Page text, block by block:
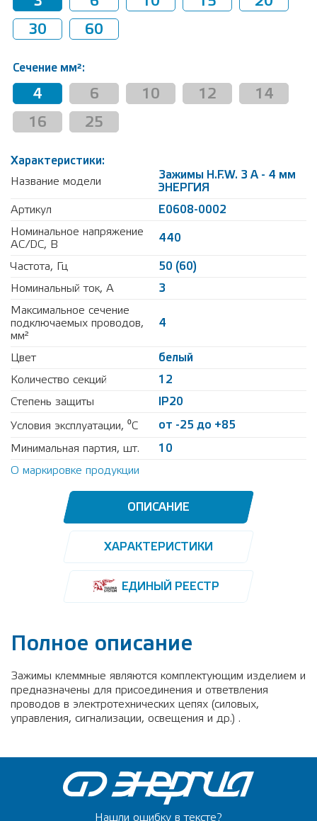
30
60
Сечение мм²:
4 6 10 12
14
16
25
Характеристики:
Название модели
Зажимы H.F.W. 3 А - 4 мм
ЭНЕРГИЯ
Артикул
Е0608-0002
Номинальное напряжение
АС/DC, В
440
Частота, Гц
50 (60)
Номинальный ток, А
3
Максимальное сечение
подключаемых проводов,
мм²
4
Цвет
белый
Количество секций
12
Степень защиты
IP20
Условия эксплуатации, ⁰С
от -25 до +85
Минимальная партия, шт.
10
О маркировке продукции
ОПИСАНИЕ
ХАРАКТЕРИСТИКИ
ЕДИНЫЙ РЕЕСТР
Полное описание
Зажимы клеммные являются комплектующим изделием и
предназначены для присоединения и ответвления
проводов в электротехнических цепях (силовых,
управления, сигнализации, освещения и др.) .
Нашли ошибку в тексте?